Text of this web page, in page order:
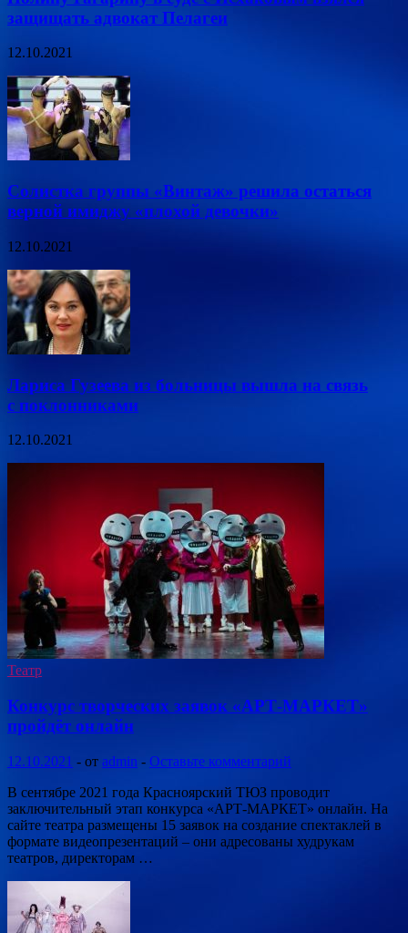
защищать адвокат Пелагеи
12.10.2021
Солистка группы «Винтаж» решила остаться
верной имиджу «плохой девочки»
12.10.2021
Лариса Гузеева из больницы вышла на связь
с поклонниками
12.10.2021
Театр
Конкурс творческих заявок «АРТ-МАРКЕТ»
пройдёт онлайн
12.10.2021 - от admin - Оставьте комментарий
В сентябре 2021 года Красноярский ТЮЗ проводит
заключительный этап конкурса «АРТ-МАРКЕТ» онлайн. На
сайте театра размещены 15 заявок на создание спектаклей в
формате видеопрезентаций – они адресованы худрукам
театров, директорам …